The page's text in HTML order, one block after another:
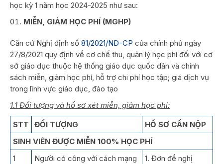
học kỳ 1 năm học 2024-2025 như sau:
MIỄN, GIẢM HỌC PHÍ (MGHP)
Căn cứ Nghị định số 81/2021/NĐ-CP của chính phủ ngày
27/8/2021 quy định về cơ chế thu, quản lý học phí đối với cơ
sở giáo dục thuộc hệ thống giáo dục quốc dân và chính
sách miễn, giảm học phí, hỗ trợ chi phí học tập; giá dịch vụ
trong lĩnh vực giáo dục, đào tạo
1.1 Đối tượng và hồ sơ xét miễn, giảm học phí:
STT ĐỐI TƯỢNG
HỔ SƠ CẦN NỘP
SINH VIÊN ĐƯỢC MIỄN 100% HỌC PHÍ
1
Người có công với cách mạng
1. Đơn đề nghị